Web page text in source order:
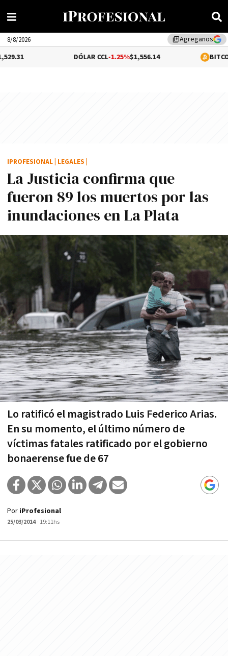
library_addAgreganos
8/8/2026
-1.25%$1,556.14 -0.01%
La Justicia confirma que
fueron 89 los muertos por las
inundaciones en La Plata
Lo ratificó el magistrado Luis Federico Arias.
En su momento, el último número de
víctimas fatales ratificado por el gobierno
bonaerense fue de 67
IPROFESIONAL LEGALES
Por iProfesional
25/03/2014- 19:11hs